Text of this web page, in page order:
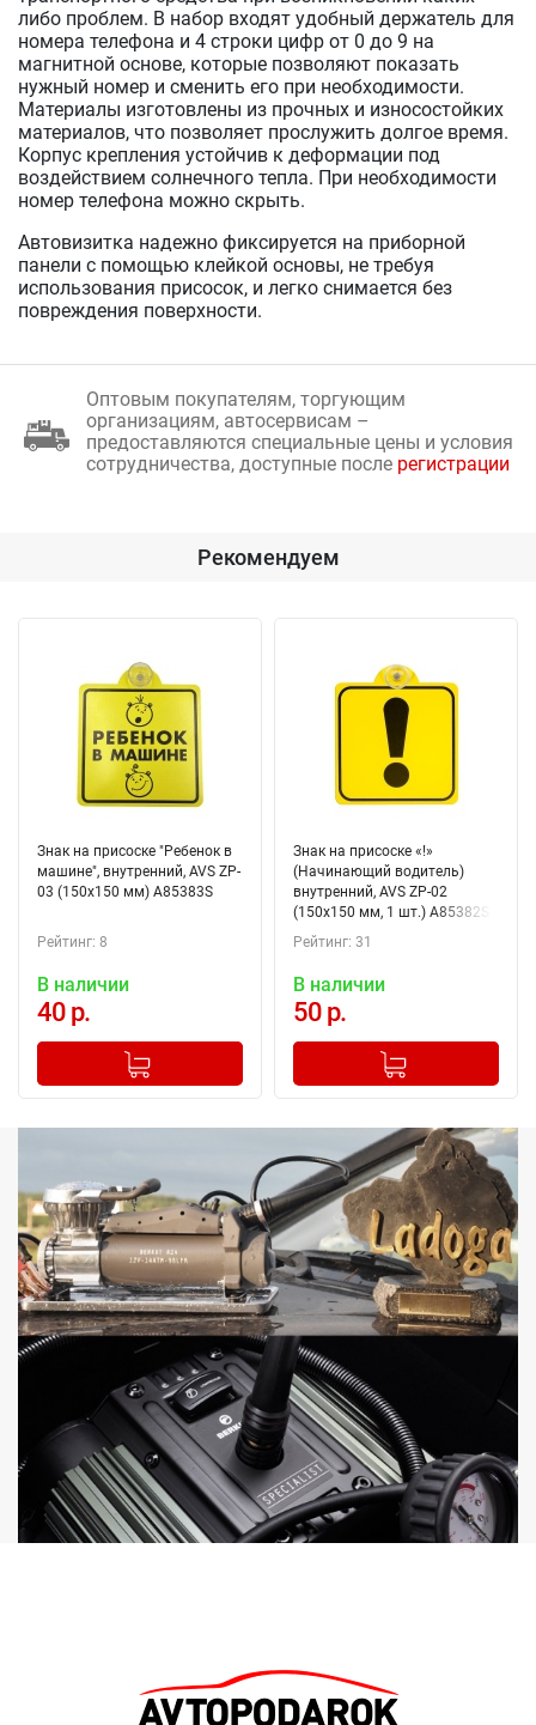
либо проблем. В набор входят удобный держатель для
номера телефона и 4 строки цифр от 0 до 9 на
магнитной основе, которые позволяют показать
нужный номер и сменить его при необходимости.
Материалы изготовлены из прочных и износостойких
материалов, что позволяет прослужить долгое время.
Корпус крепления устойчив к деформации под
воздействием солнечного тепла. При необходимости
номер телефона можно скрыть.
Автовизитка надежно фиксируется на приборной
панели с помощью клейкой основы, не требуя
использования присосок, и легко снимается без
повреждения поверхности.
Оптовым покупателям, торгующим
организациям, автосервисам –
предоставляются специальные цены и условия
сотрудничества, доступные после регистрации
Рекомендуем
Знак на присоске "Ребенок в
машине", внутренний, AVS ZP-
03 (150х150 мм) А85383S
Рейтинг: 8
В наличии
40 р.
+
Добавлено в корзину
Знак на присоске «!»
(Начинающий водитель)
внутренний, AVS ZP-02
(150х150 мм, 1 шт.) А85382S
Рейтинг: 31
В наличии
50 р.
+
Добавлено в корзину